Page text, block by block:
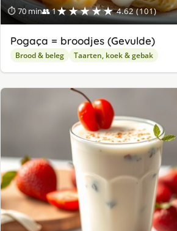
⏱ 70 min👥 1★★★★★ 4.62 (101)
Pogaça = broodjes (Gevulde)
Brood & beleg Taarten, koek & gebak